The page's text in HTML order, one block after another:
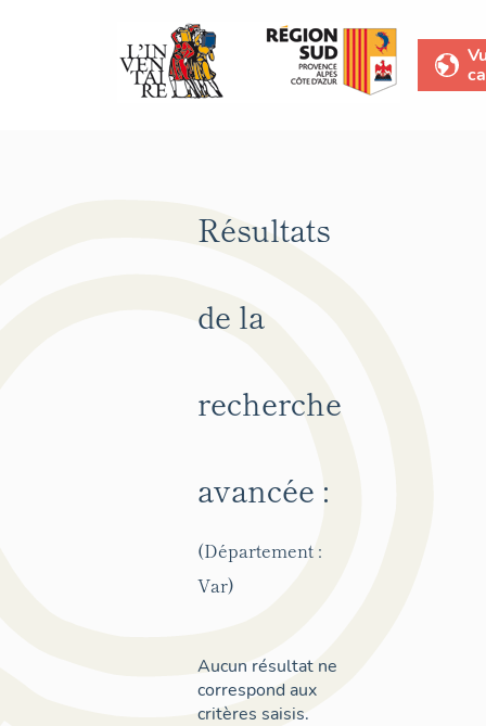
Résultats
de la
recherche
avancée :
(Département :
Var)
Aucun résultat ne
correspond aux
critères saisis.